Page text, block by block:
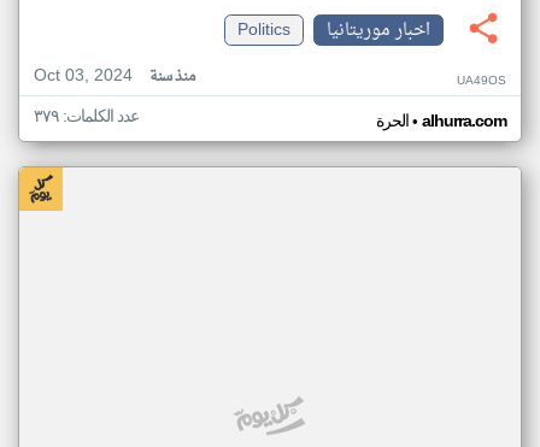
اخبار موريتانيا
Politics
Oct 03, 2024
منذ سنة UA49OS
الحرة• alhurra.com عدد الكلمات: ٣٧٩